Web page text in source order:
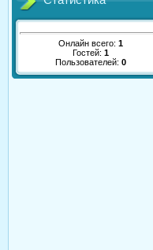
Онлайн всего: 1
Гостей: 1
Пользователей: 0